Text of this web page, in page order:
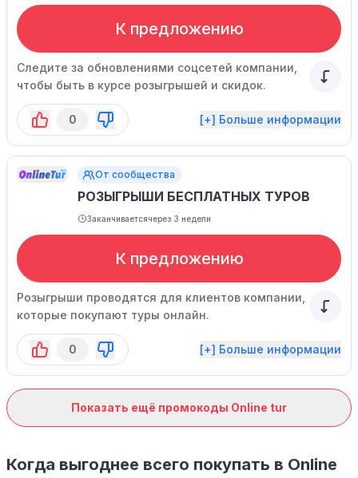
К предложению
Следите за обновлениями соцсетей компании,
чтобы быть в курсе розыгрышей и скидок.
0 [+] Больше информации
От сообщества
РОЗЫГРЫШИ БЕСПЛАТНЫХ ТУРОВ
Заканчиваетсячерез 3 недели
К предложению
Розыгрыши проводятся для клиентов компании,
которые покупают туры онлайн.
0 [+] Больше информации
Показать ещё промокоды Online tur
Когда выгоднее всего покупать в Online